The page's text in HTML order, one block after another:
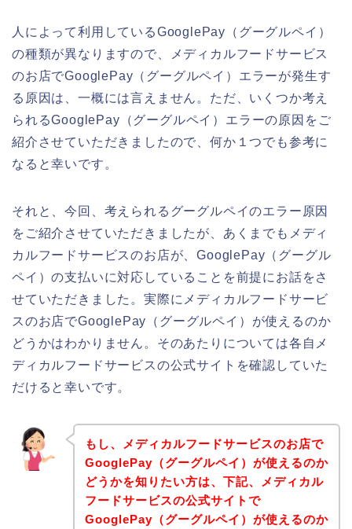
人によって利用しているGooglePay（グーグルペイ）
の種類が異なりますので、メディカルフードサービス
のお店でGooglePay（グーグルペイ）エラーが発生す
る原因は、一概には言えません。ただ、いくつか考え
られるGooglePay（グーグルペイ）エラーの原因をご
紹介させていただきましたので、何か１つでも参考に
なると幸いです。
それと、今回、考えられるグーグルペイのエラー原因
をご紹介させていただきましたが、あくまでもメディ
カルフードサービスのお店が、GooglePay（グーグル
ペイ）の支払いに対応していることを前提にお話をさ
せていただきました。実際にメディカルフードサービ
スのお店でGooglePay（グーグルペイ）が使えるのか
どうかはわかりません。そのあたりについては各自メ
ディカルフードサービスの公式サイトを確認していた
だけると幸いです。
もし、メディカルフードサービスのお店で
GooglePay（グーグルペイ）が使えるのか
どうかを知りたい方は、下記、メディカル
フードサービスの公式サイトで
GooglePay（グーグルペイ）が使えるのか